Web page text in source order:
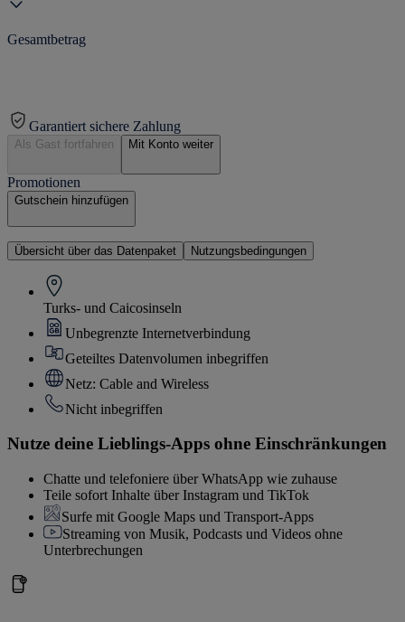
Gesamtbetrag
Garantiert sichere Zahlung
Als Gast fortfahren Mit Konto weiter
Promotionen
Gutschein hinzufügen
Übersicht über das Datenpaket Nutzungsbedingungen
Turks- und Caicosinseln
Unbegrenzte Internetverbindung
Geteiltes Datenvolumen inbegriffen
Netz: Cable and Wireless
Nicht inbegriffen
Nutze deine Lieblings-Apps ohne Einschränkungen
Chatte und telefoniere über WhatsApp wie zuhause
Teile sofort Inhalte über Instagram und TikTok
Surfe mit Google Maps und Transport-Apps
Streaming von Musik, Podcasts und Videos ohne
Unterbrechungen